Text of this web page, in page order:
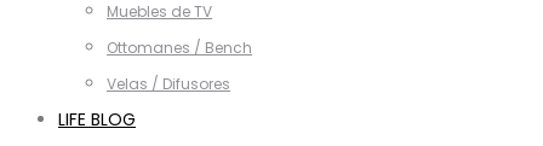
Muebles de TV
Ottomanes / Bench
Velas / Difusores
LIFE BLOG